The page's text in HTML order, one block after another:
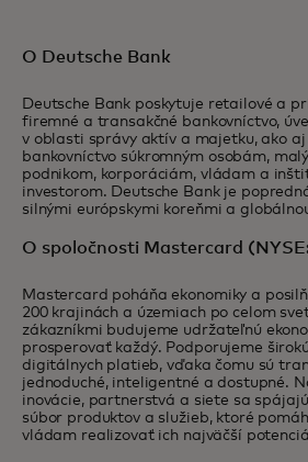
O Deutsche Bank
Deutsche Bank poskytuje retailové a
firemné a transakčné bankovníctvo,
v oblasti správy aktív a majetku, ako aj
bankovníctvo súkromným osobám,
podnikom, korporáciám, vládam a
investorom. Deutsche Bank je
silnými európskymi koreňmi a
O spoločnosti Mastercard
Mastercard poháňa ekonomiky a
200 krajinách a územiach po celom
zákazníkmi budujeme udržateľnú
prosperovať každý. Podporujeme
digitálnych platieb, vďaka čomu sú
jednoduché, inteligentné a dostupné.
inovácie, partnerstvá a siete sa
súbor produktov a služieb, ktoré
vládam realizovať ich najväčší